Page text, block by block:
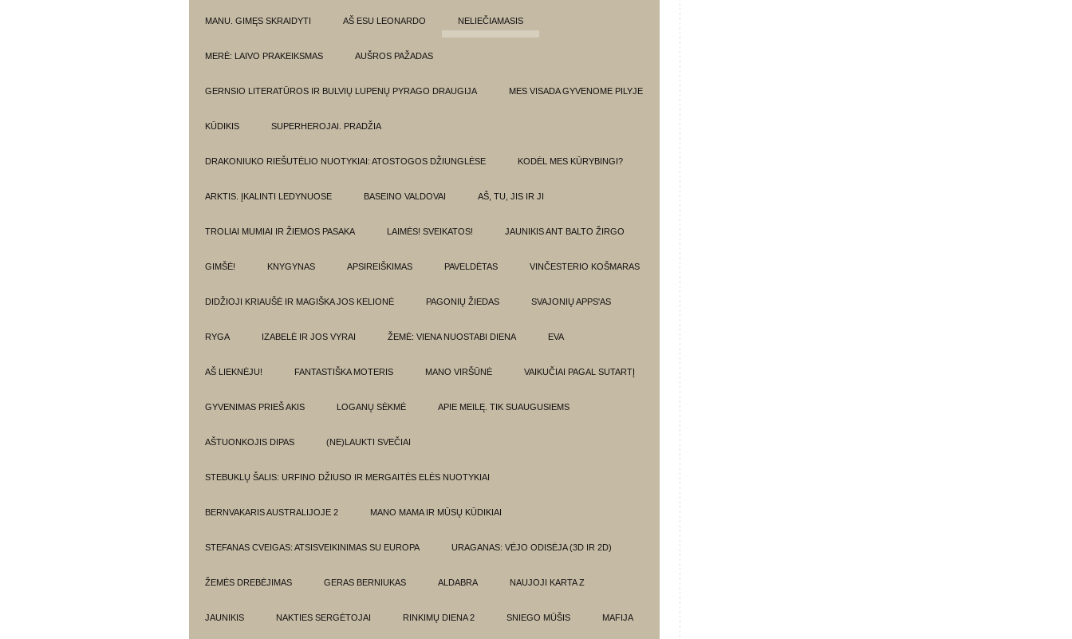
MANU. GIMĘS SKRAIDYTI AŠ ESU LEONARDO NELIEČIAMASIS
MERĖ: LAIVO PRAKEIKSMAS AUŠROS PAŽADAS
GERNSIO LITERATŪROS IR BULVIŲ LUPENŲ PYRAGO DRAUGIJA MES VISADA GYVENOME PILYJE
KŪDIKIS SUPERHEROJAI. PRADŽIA
DRAKONIUKO RIEŠUTĖLIO NUOTYKIAI: ATOSTOGOS DŽIUNGLĖSE KODĖL MES KŪRYBINGI?
ARKTIS. ĮKALINTI LEDYNUOSE BASEINO VALDOVAI AŠ, TU, JIS IR JI
TROLIAI MUMIAI IR ŽIEMOS PASAKA LAIMĖS! SVEIKATOS! JAUNIKIS ANT BALTO ŽIRGO
GIMŠĖ! KNYGYNAS APSIREIŠKIMAS PAVELDĖTAS VINČESTERIO KOŠMARAS
DIDŽIOJI KRIAUŠĖ IR MAGIŠKA JOS KELIONĖ PAGONIŲ ŽIEDAS SVAJONIŲ APPS'AS
RYGA IZABELĖ IR JOS VYRAI ŽEMĖ: VIENA NUOSTABI DIENA EVA
AŠ LIEKNĖJU! FANTASTIŠKA MOTERIS MANO VIRŠŪNĖ VAIKUČIAI PAGAL SUTARTĮ
GYVENIMAS PRIEŠ AKIS LOGANŲ SĖKMĖ APIE MEILĘ. TIK SUAUGUSIEMS
AŠTUONKOJIS DIPAS (NE)LAUKTI SVEČIAI
STEBUKLŲ ŠALIS: URFINO DŽIUSO IR MERGAITĖS ELĖS NUOTYKIAI
BERNVAKARIS AUSTRALIJOJE 2 MANO MAMA IR MŪSŲ KŪDIKIAI
STEFANAS CVEIGAS: ATSISVEIKINIMAS SU EUROPA URAGANAS: VĖJO ODISĖJA (3D IR 2D)
ŽEMĖS DREBĖJIMAS GERAS BERNIUKAS ALDABRA NAUJOJI KARTA Z
JAUNIKIS NAKTIES SERGĖTOJAI RINKIMŲ DIENA 2 SNIEGO MŪŠIS MAFIJA